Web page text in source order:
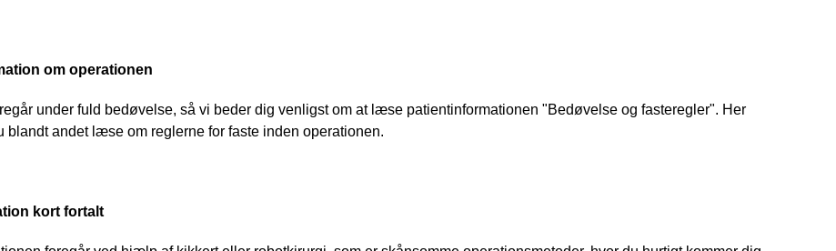
om operationen
under fuld bedøvelse, så vi beder dig venligst om at læse patientinformationen "Bedøvelse og fasteregler". Her
blandt andet læse om reglerne for faste inden operationen.
kort fortalt